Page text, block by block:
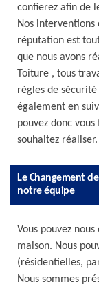
confierez afin de
Nos
réputation est
que nous avons
Toiture , tous
règles de
également en
pouvez donc
souhaitez réaliser.
Le Changement
notre équipe
Vous pouvez
maison. Nous
(résidentielles,
Nous sommes